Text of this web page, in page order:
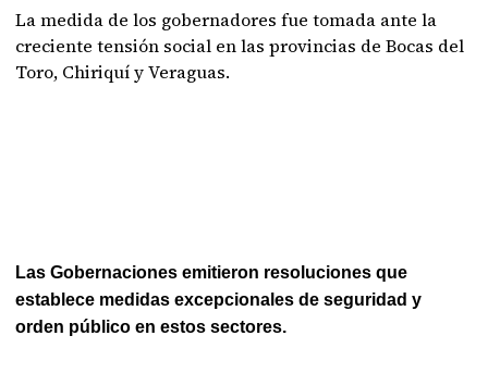
La medida de los gobernadores fue tomada ante la
creciente tensión social en las provincias de Bocas del
Toro, Chiriquí y Veraguas.
Las Gobernaciones emitieron resoluciones que
establece medidas excepcionales de seguridad y
orden público en estos sectores.